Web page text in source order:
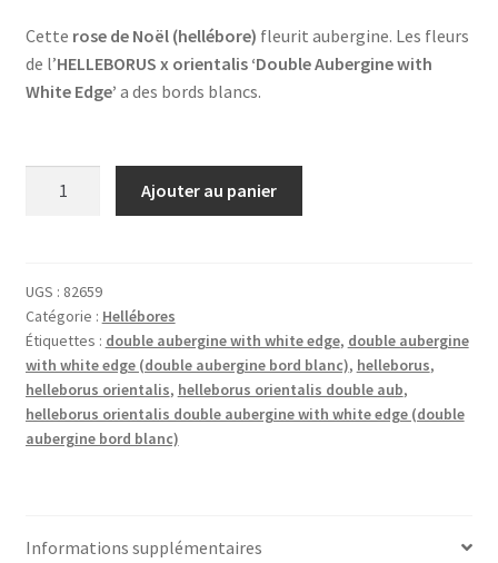
Cette rose de Noël (hellébore) fleurit aubergine. Les fleurs
de l’HELLEBORUS x orientalis ‘Double Aubergine with
White Edge’ a des bords blancs.
orientalis
'Double
Super
Yellow'
(double
très
rose
Ajouter au panier
UGS : 82659
Catégorie : Hellébores
Étiquettes : double aubergine with white edge, double aubergine
with white edge (double aubergine bord blanc), helleborus,
helleborus orientalis, helleborus orientalis double aub,
helleborus orientalis double aubergine with white edge (double
aubergine bord blanc)
Informations supplémentaires